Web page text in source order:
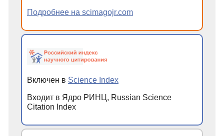
Подробнее на scimagojr.com
Включен в Science Index
Входит в Ядро РИНЦ, Russian Science
Citation Index